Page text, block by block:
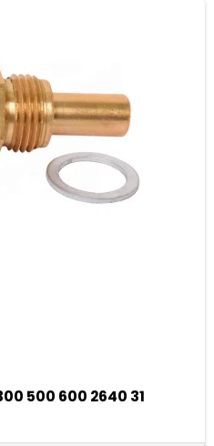
500 600 2640 31